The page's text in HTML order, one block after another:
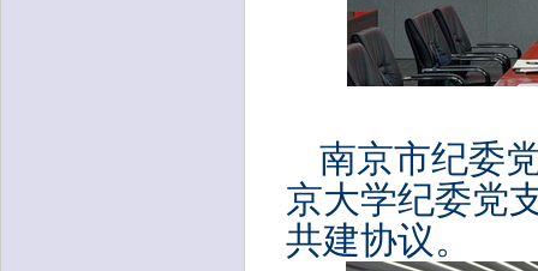
南京市纪委
京大学纪委党
共建协议。